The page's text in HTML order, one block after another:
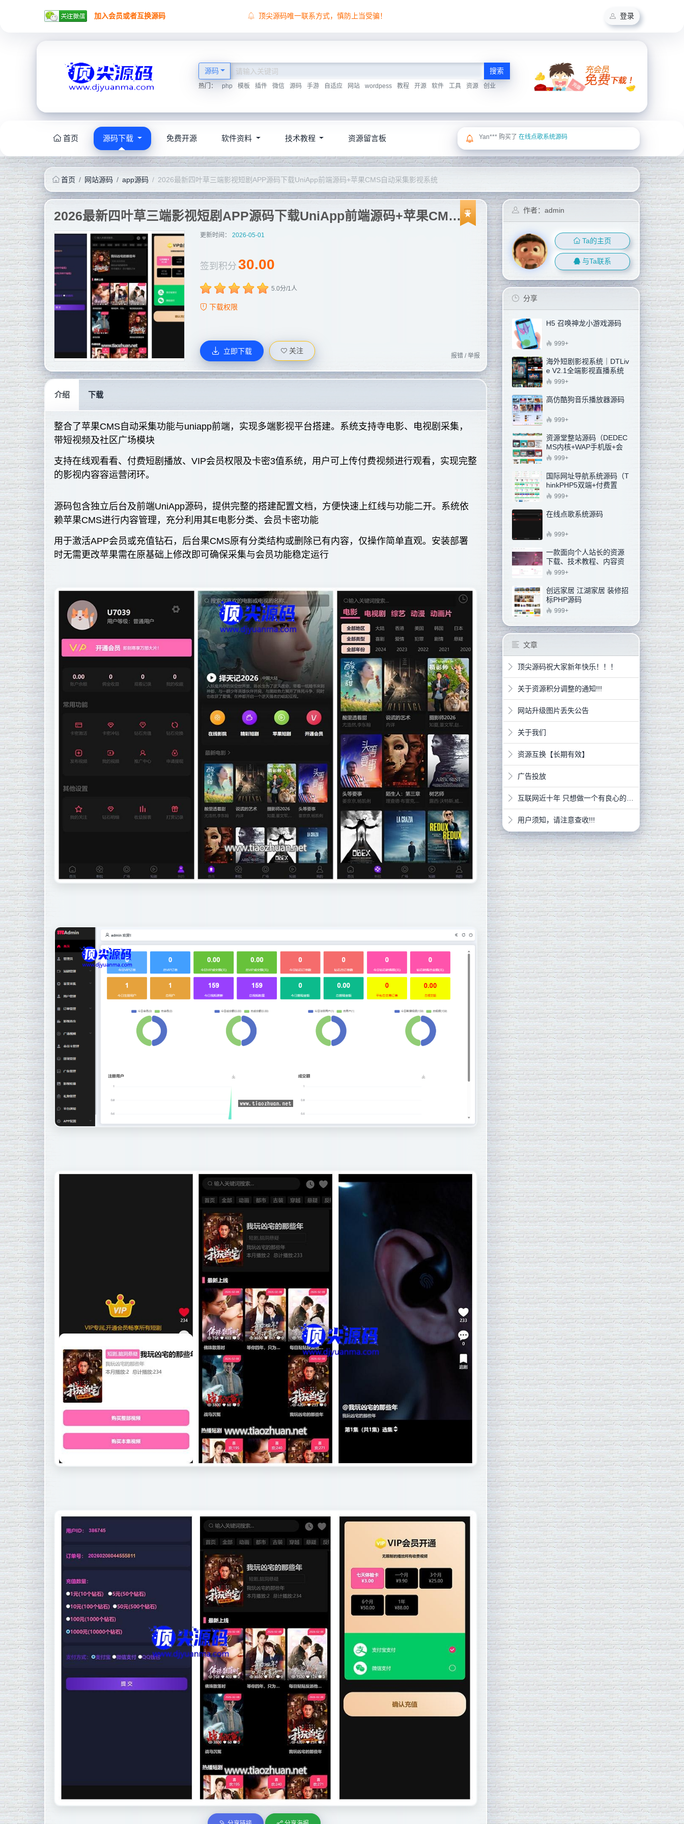
加入会员或者互换源码 顶尖源码唯一联系方式，慎防上当受骗！ 登录
源码 搜索
热门： php 模板 插件 微信 源码 手游 自适应 网站 wordpess 教程 开源 软件 工具 资源 创业
首页 源码下载 免费开源 软件资料 技术教程 资源留言板 Yan*** 购买了在线点歌系统源码
首页 网站源码 app源码 2026最新四叶草三端影视短剧APP源码下载UniApp前端源码+苹果CMS自动采集影视系统
2026最新四叶草三端影视短剧APP源码下载UniApp前端源码+苹果CMS自动采集影视系统
更新时间： 2026-05-01
签到积分 30.00
5.0分/1人
下载权限
报错 / 举报
立即下载 关注
介绍 下载
整合了苹果CMS自动采集功能与uniapp前端，实现多端影视平台搭建。系统支持寺电影、电视剧采集，
带短视频及社区广场模块
支持在线观看看、付费短剧播放、VIP会员权限及卡密3值系统，用户可上传付费视频进行观看，实现完整
的影视内容容运营闭环。
源码包含独立后台及前端UniApp源码，提供完整的搭建配置文档，方便快速上红线与功能二开。系统依
赖苹果CMS进行内容管理，充分利用其E电影分类、会员卡密功能
用于激活APP会员或充值钻石，后台果CMS原有分类结构或删除已有内容，仅操作简单直观。 安装部署
时无需更改苹果需在原基础上修改即可确保采集与会员功能稳定运行
作者：admin
Ta的主页
与Ta联系
分享
H5 召唤神龙小游戏源码
999+
海外短剧影视系统｜DTLiv
e V2.1全端影视直播系统
汉化增强版（新增邮箱注
999+
高仿酷狗音乐播放器源码
999+
资源堂整站源码（DEDEC
MS内核+WAP手机版+会
员模块）
999+
国际网址导航系统源码（T
hinkPHP5双端+付费置
顶）999+
在线点歌系统源码
999+
一款面向个人站长的资源
下载、技术教程、内容资
讯类站点的 WordPress 主
999+
创远家居 江湖家居 装修招
标PHP源码
999+
文章
顶尖源码祝大家新年快乐！！！
关于资源积分调整的通知!!!
网站升级图片丢失公告
关于我们
资源互换【长期有效】
广告投放
互联网近十年 只想做一个有良心的网站
用户须知，请注意查收!!!